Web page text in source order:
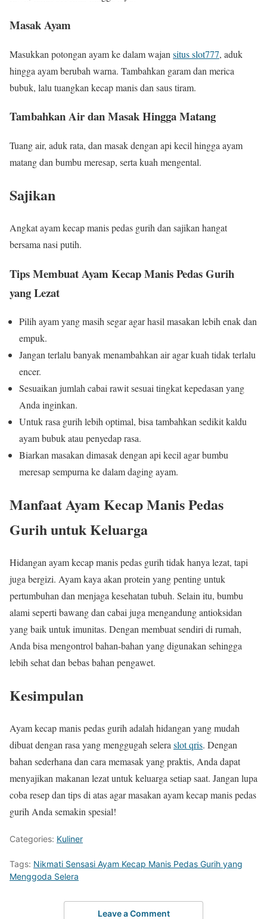
Masak Ayam
Masukkan potongan ayam ke dalam wajan situs slot777, aduk
hingga ayam berubah warna. Tambahkan garam dan merica
bubuk, lalu tuangkan kecap manis dan saus tiram.
Tambahkan Air dan Masak Hingga Matang
Tuang air, aduk rata, dan masak dengan api kecil hingga ayam
matang dan bumbu meresap, serta kuah mengental.
Sajikan
Angkat ayam kecap manis pedas gurih dan sajikan hangat
bersama nasi putih.
Tips Membuat Ayam Kecap Manis Pedas Gurih
yang Lezat
Pilih ayam yang masih segar agar hasil masakan lebih enak dan
empuk.
Jangan terlalu banyak menambahkan air agar kuah tidak terlalu
encer.
Sesuaikan jumlah cabai rawit sesuai tingkat kepedasan yang
Anda inginkan.
Untuk rasa gurih lebih optimal, bisa tambahkan sedikit kaldu
ayam bubuk atau penyedap rasa.
Biarkan masakan dimasak dengan api kecil agar bumbu
meresap sempurna ke dalam daging ayam.
Manfaat Ayam Kecap Manis Pedas
Gurih untuk Keluarga
Hidangan ayam kecap manis pedas gurih tidak hanya lezat, tapi
juga bergizi. Ayam kaya akan protein yang penting untuk
pertumbuhan dan menjaga kesehatan tubuh. Selain itu, bumbu
alami seperti bawang dan cabai juga mengandung antioksidan
yang baik untuk imunitas. Dengan membuat sendiri di rumah,
Anda bisa mengontrol bahan-bahan yang digunakan sehingga
lebih sehat dan bebas bahan pengawet.
Kesimpulan
Ayam kecap manis pedas gurih adalah hidangan yang mudah
dibuat dengan rasa yang menggugah selera slot qris. Dengan
bahan sederhana dan cara memasak yang praktis, Anda dapat
menyajikan makanan lezat untuk keluarga setiap saat. Jangan lupa
coba resep dan tips di atas agar masakan ayam kecap manis pedas
gurih Anda semakin spesial!
Categories: Kuliner
Tags: Nikmati Sensasi Ayam Kecap Manis Pedas Gurih yang
Menggoda Selera
Leave a Comment